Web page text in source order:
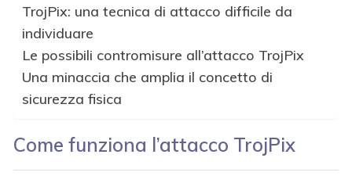
TrojPix: una tecnica di attacco difficile da
individuare
Le possibili contromisure all’attacco TrojPix
Una minaccia che amplia il concetto di
sicurezza fisica
Come funziona l’attacco TrojPix